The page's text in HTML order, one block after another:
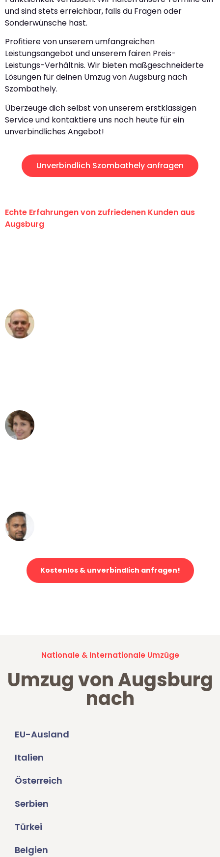
und sind stets erreichbar, falls du Fragen oder
Sonderwünsche hast.
Profitiere von unserem umfangreichen
Leistungsangebot und unserem fairen Preis-
Leistungs-Verhältnis. Wir bieten maßgeschneiderte
Lösungen für deinen Umzug von Augsburg nach
Szombathely.
Überzeuge dich selbst von unserem erstklassigen
Service und kontaktiere uns noch heute für ein
unverbindliches Angebot!
Unverbindlich Szombathely anfragen
Echte Erfahrungen von zufriedenen Kunden aus
Augsburg
Kostenlos & unverbindlich anfragen!
Nationale & Internationale Umzüge
Umzug von Augsburg
nach
EU-Ausland
Italien
Österreich
Serbien
Türkei
Belgien